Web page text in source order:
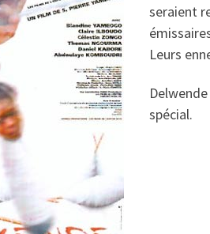
seraient
Leurs
spécial.